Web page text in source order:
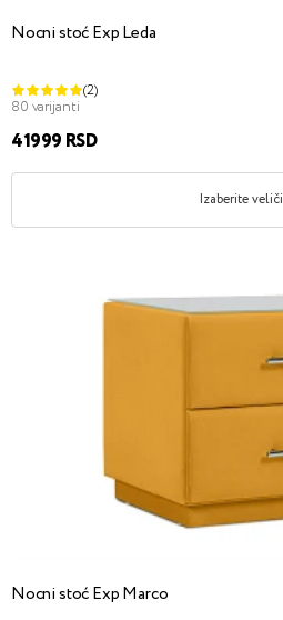
Nocni stoć Exp Leda
(2)
80 varijanti
41999 RSD
Izaberite
Nocni stoć Exp Marco